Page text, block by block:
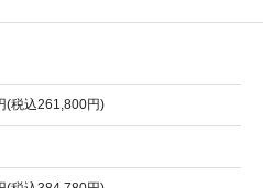
(税込261,800円)